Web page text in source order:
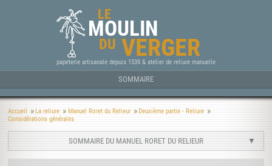
LE
MOULIN
DU VERGER
papeterie artisanale depuis 1539 & atelier de reliure manuelle
SOMMAIRE
Accueil La reliure Manuel Roret du Relieur
Deuxième partie - Reliure
Considérations générales
SOMMAIRE DU MANUEL RORET DU RELIEUR